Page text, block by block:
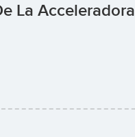
La Acceleradora